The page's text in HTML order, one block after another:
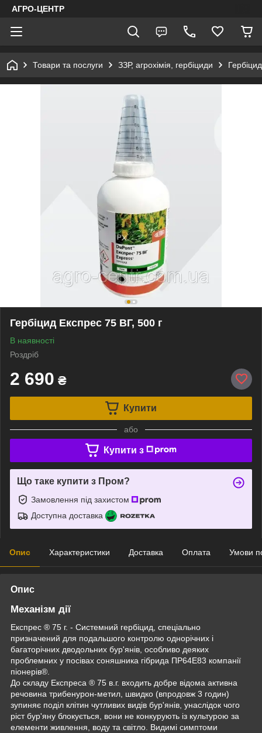
АГРО-ЦЕНТР
Товари та послуги ЗЗР, агрохімія, гербіциди
Гербіцид Експрес 75 ВГ, 500 г
В наявності
Роздріб
2 690 ₴
Купити
або
Купити з
Що таке купити з Пром?
Замовлення під захистом
Доступна доставка
Опис Характеристики Доставка Оплата Умови
Опис
Механізм дії
Експрес ® 75 г. - Системний гербіцид, спеціально
призначений для подальшого контролю однорічних і
багаторічних дводольних бур'янів, особливо деяких
проблемних у посівах соняшника гібрида ПР64E83 компанії
піонерів®.
До складу Експреса ® 75 в.г. входить добре відома активна
речовина трибенурон-метил, швидко (впродовж 3 годин)
зупиняє поділ клітин чутливих видів бур'янів, унаслідок чого
ріст бур'яну блокується, вони не конкурують із культурою за
елементи живлення, воду та світло. Видимі симптоми